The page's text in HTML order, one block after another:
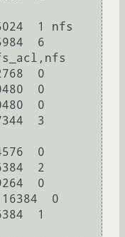
1 nfs
6
0
0
0
3
0
2
0
0
1